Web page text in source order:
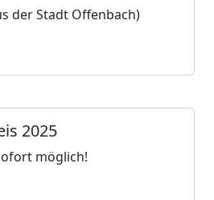
der Stadt Offenbach)
2025
möglich!